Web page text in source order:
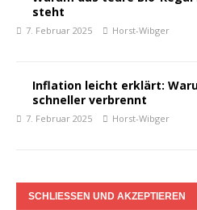
steht
7. Februar 2025 Horst-Wibger
Inflation leicht erklärt:
schneller verbrennt
7. Februar 2025 Horst-Wibger